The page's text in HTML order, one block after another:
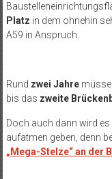
Platz in dem ohnehin
A59 in Anspruch.
Rund zwei Jahre
bis das zweite
Doch auch dann wird es
aufatmen geben, denn
„Mega-Stelze“ an der